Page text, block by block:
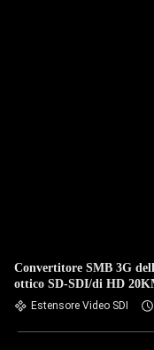
Convertitore SMB 3G
ottico SD-SDI/di HD
Estensore Video SDI